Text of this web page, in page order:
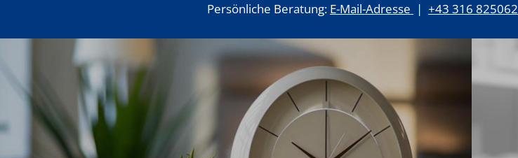
Persönliche Beratung: E-Mail-Adresse | +43 316 825062